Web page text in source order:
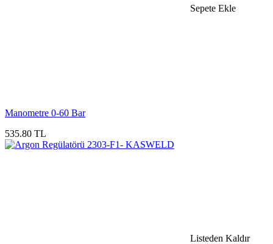
Sepete Ekle
Manometre 0-60 Bar
535.80 TL
Listeden Kaldır